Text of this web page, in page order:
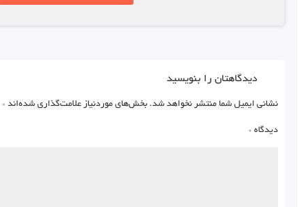
دیدگاهتان را بنویسید
نشانی ایمیل شما منتشر نخواهد شد. بخش‌های موردنیاز علامت‌گذاری شده‌اند *
دیدگاه *